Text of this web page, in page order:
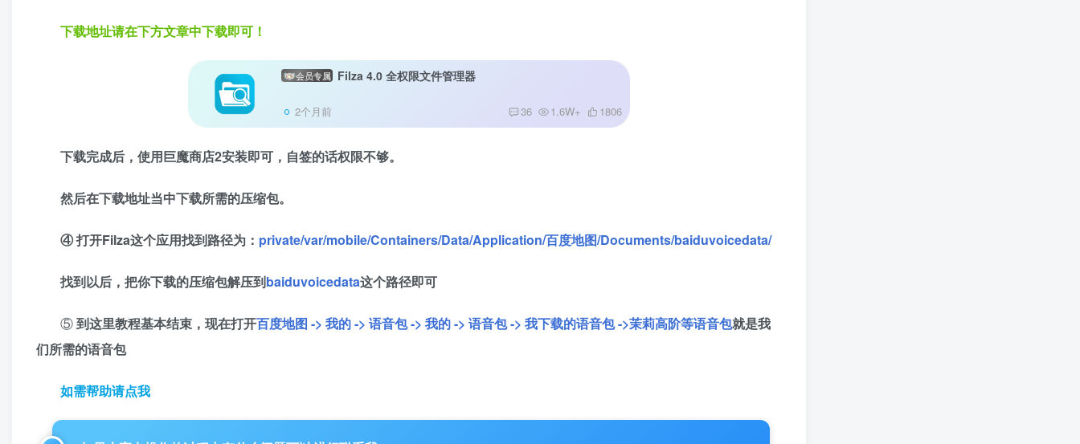
下载地址请在下方文章中下载即可！
会员专属 Filza 4.0 全权限文件管理器
2个月前 36 1.6W+ 1806
下载完成后，使用巨魔商店2安装即可，自签的话权限不够。
然后在下载地址当中下载所需的压缩包。
④ 打开Filza这个应用找到路径为： private/var/mobile/Containers/Data/Application/百度地图/Documents/baiduvoicedata/
找到以后，把你下载的压缩包解压到baiduvoicedata这个路径即可
⑤到这里教程基本结束，现在打开百度地图 -> 我的 -> 语音包 -> 我的 -> 语音包 -> 我下载的语音包 ->茉莉高阶等语音包就是我
们所需的语音包
如需帮助请点我